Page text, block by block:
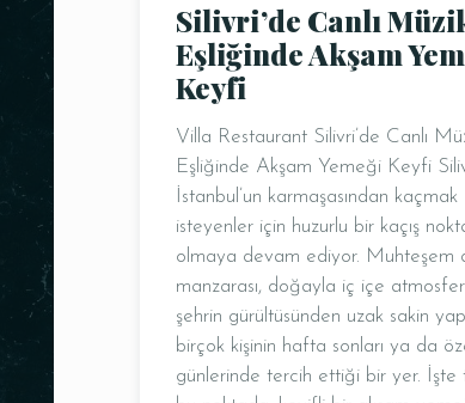
Silivri’de Canlı
Eşliğinde Akşam
Keyfi
Villa Restaurant Silivri’de Canlı
Eşliğinde Akşam Yemeği Keyfi
İstanbul’un karmaşasından kaçmak
isteyenler için huzurlu bir kaçış
olmaya devam ediyor. Muhteşem
manzarası, doğayla iç içe
şehrin gürültüsünden uzak sakin
birçok kişinin hafta sonları ya da
günlerinde tercih ettiği bir yer. İşte